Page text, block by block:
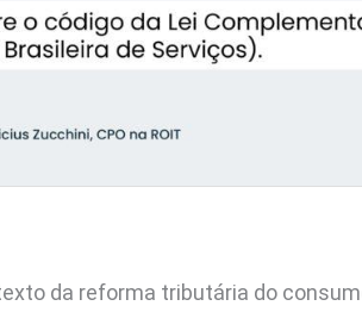
da reforma tributária do